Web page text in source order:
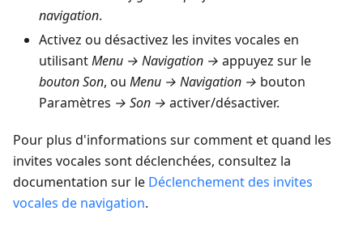
navigation.
Activez ou désactivez les invites vocales en
utilisantMenu → Navigation → appuyez sur le
bouton Son, ou Menu → Navigation → bouton
Paramètres → Son → activer/désactiver.
Pour plus d'informations sur comment et quand les
invites vocales sont déclenchées, consultez la
documentation sur le Déclenchement des invites
vocales de navigation.